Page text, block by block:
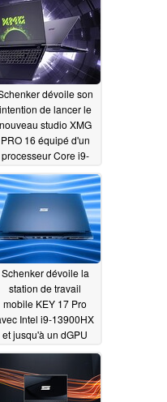
dévoile son
intention de lancer le
nouveau studio XMG
PRO 16 équipé d'un
processeur Core i9-
13900H06/01/2023
Schenker dévoile la
station de travail
mobile KEY 17 Pro
Intel i9-13900HX
et jusqu'à un dGPU
RTX 409003/16/2023